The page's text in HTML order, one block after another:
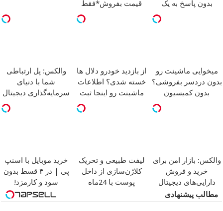
بدون پاسخ به یک
قیمت بفروش*فقط
میخوایی ماشینت رو
بدون دردسر بفروشی؟
بدون کمیسیون
از بازدید خودرو دلال ها
خسته شدی؟ اطلاعات
ماشینت رو اینجا ثبت
والکس: پل ارتباطی
شما با دنیای
سرمایه‌گذاری دیجیتال
والکس: بازار امن برای
خرید و فروش
دارایی‌های دیجیتال
لیفت طبیعی و تحریک
کلاژن‌سازی از داخل
پوست با 24ماه
خرید موبایل با اسنپ
پی | در ۴ قسط بدون
سود و کارمزد!
مطالب پیشنهادی